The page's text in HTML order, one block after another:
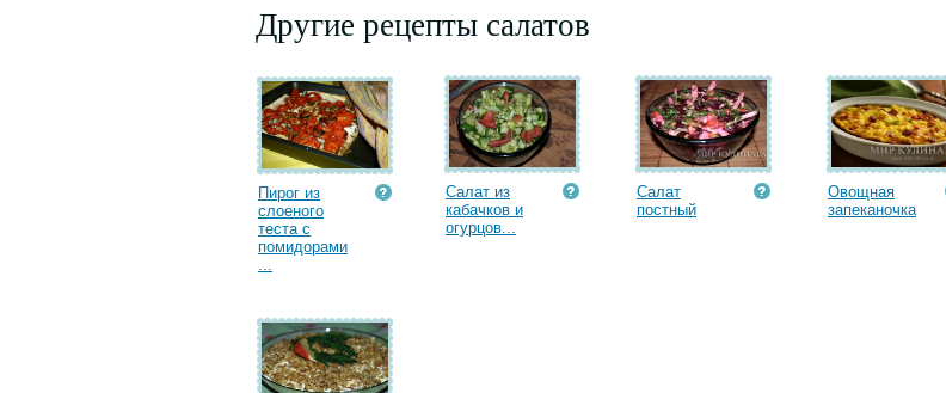
Другие рецепты салатов
Пирог из
слоеного
теста с
помидорами
...
Салат из
кабачков и
огурцов...
Салат
постный
Овощная
запеканочка